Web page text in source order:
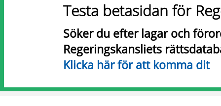
Testa betasidan för
Söker du efter lagar och
Regeringskansliets
Klicka här för att komma dit